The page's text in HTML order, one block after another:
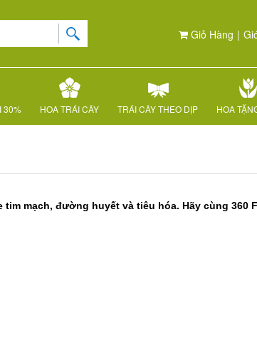
Giỏ Hàng |
30% HOA TRÁI CÂY TRÁI CÂY THEO DỊP HOA
mạch, đường huyết và tiêu hóa. Hãy cùng 360